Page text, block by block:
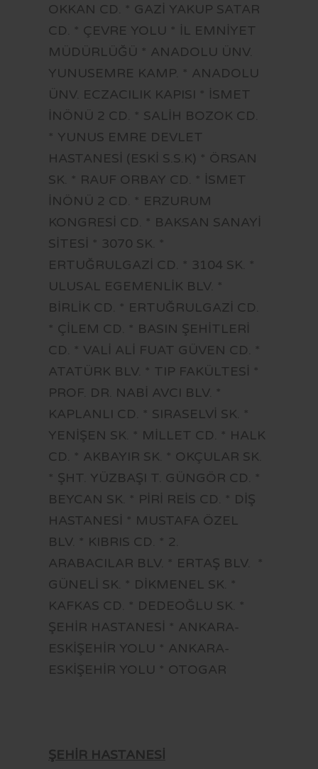
OKKAN CD. * GAZİ YAKUP SATAR
CD. * ÇEVRE YOLU * İL EMNİYET
MÜDÜRLÜĞÜ * ANADOLU ÜNV.
YUNUSEMRE KAMP. * ANADOLU
ÜNV. ECZACILIK KAPISI * İSMET
İNÖNÜ 2 CD. * SALİH BOZOK CD.
* YUNUS EMRE DEVLET
HASTANESİ (ESKİ S.S.K) * ÖRSAN
SK. * RAUF ORBAY CD. * İSMET
İNÖNÜ 2 CD. * ERZURUM
KONGRESİ CD. * BAKSAN SANAYİ
SİTESİ * 3070 SK. *
ERTUĞRULGAZİ CD. * 3104 SK. *
ULUSAL EGEMENLİK BLV. *
BİRLİK CD. * ERTUĞRULGAZİ CD.
* ÇİLEM CD. * BASIN ŞEHİTLERİ
CD. * VALİ ALİ FUAT GÜVEN CD. *
ATATÜRK BLV. * TIP FAKÜLTESİ *
PROF. DR. NABİ AVCI BLV. *
KAPLANLI CD. * SIRASELVİ SK. *
YENİŞEN SK. * MİLLET CD. * HALK
CD. * AKBAYIR SK. * OKÇULAR SK.
* ŞHT. YÜZBAŞI T. GÜNGÖR CD. *
BEYCAN SK. * PİRİ REİS CD. * DİŞ
HASTANESİ * MUSTAFA ÖZEL
BLV. * KIBRIS CD. * 2.
ARABACILAR BLV. * ERTAŞ BLV. *
GÜNELİ SK. * DİKMENEL SK. *
KAFKAS CD. * DEDEOĞLU SK. *
ŞEHİR HASTANESİ * ANKARA-
ESKİŞEHİR YOLU * ANKARA-
ESKİŞEHİR YOLU * OTOGAR
ŞEHİR HASTANESİ